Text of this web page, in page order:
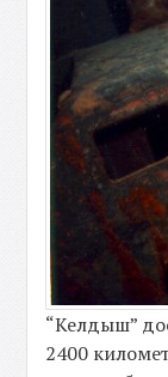
“Келдыш”
2400